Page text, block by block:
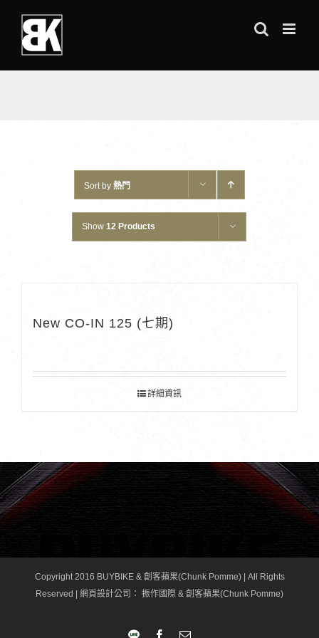
content
Sort by 熱門
Show 12 Products
New CO-IN 125 (七期)
詳細資訊
Copyright 2016 BUYBIKE & 創客蘋果(Chunk Pomme) | All Rights
Reserved | 網頁設計公司 ： 振作國際 & 創客蘋果(Chunk Pomme)
LINE FacebookEmail: